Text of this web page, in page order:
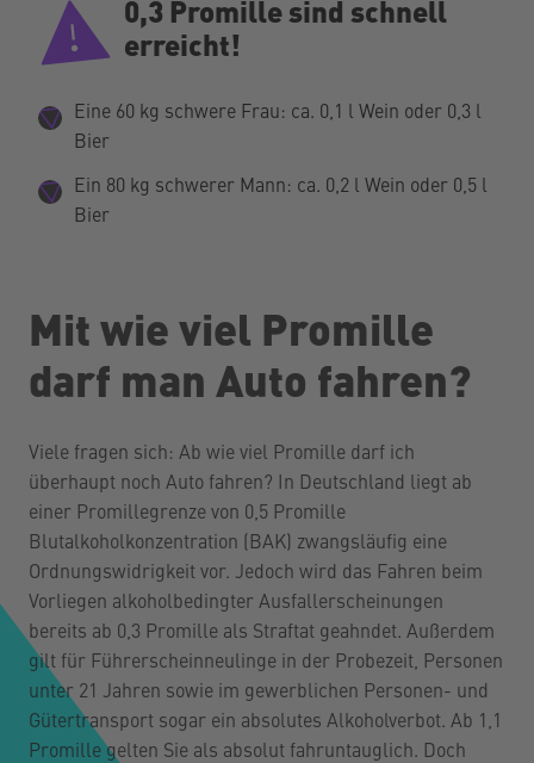
0,3 Promille sind schnell
erreicht!
Eine 60 kg schwere Frau: ca. 0,1 l Wein oder 0,3 l
Bier
Ein 80 kg schwerer Mann: ca. 0,2 l Wein oder 0,5 l
Bier
Mit wie viel Promille
darf man Auto fahren?
Viele fragen sich: Ab wie viel Promille darf ich
überhaupt noch Auto fahren? In Deutschland liegt ab
einer Promillegrenze von 0,5 Promille
Blutalkoholkonzentration (BAK) zwangsläufig eine
Ordnungswidrigkeit vor. Jedoch wird das Fahren beim
Vorliegen alkoholbedingter Ausfallerscheinungen
bereits ab 0,3 Promille als Straftat geahndet. Außerdem
gilt für Führerscheinneulinge in der Probezeit, Personen
unter 21 Jahren sowie im gewerblichen Personen- und
Gütertransport sogar ein absolutes Alkoholverbot. Ab 1,1
Promille gelten Sie als absolut fahruntauglich. Doch